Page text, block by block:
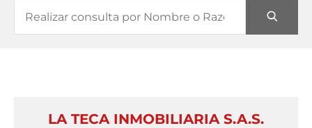
LA TECA INMOBILIARIA S.A.S.